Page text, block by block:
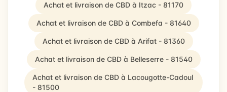
Achat et livraison de CBD à Itzac - 81170
Achat et livraison de CBD à Combefa - 81640
Achat et livraison de CBD à Arifat - 81360
Achat et livraison de CBD à Belleserre - 81540
Achat et livraison de CBD à Lacougotte-Cadoul
- 81500